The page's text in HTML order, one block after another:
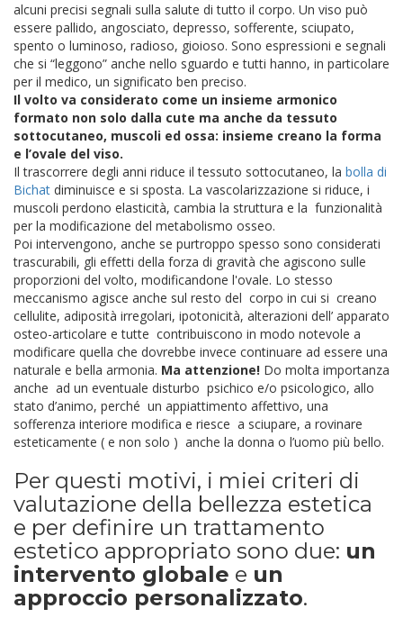
alcuni precisi segnali sulla salute di tutto il corpo. Un viso può
essere pallido, angosciato, depresso, sofferente, sciupato,
spento o luminoso, radioso, gioioso. Sono espressioni e segnali
che si “leggono” anche nello sguardo e tutti hanno, in particolare
per il medico, un significato ben preciso.
Il volto va considerato come un insieme armonico
formato non solo dalla cute ma anche da tessuto
sottocutaneo, muscoli ed ossa: insieme creano la forma
e l’ovale del viso.
Il trascorrere degli anni riduce il tessuto sottocutaneo, la bolla di
Bichat diminuisce e si sposta. La vascolarizzazione si riduce, i
muscoli perdono elasticità, cambia la struttura e la funzionalità
per la modificazione del metabolismo osseo.
Poi intervengono, anche se purtroppo spesso sono considerati
trascurabili, gli effetti della forza di gravità che agiscono sulle
proporzioni del volto, modificandone l'ovale. Lo stesso
meccanismo agisce anche sul resto del corpo in cui si creano
cellulite, adiposità irregolari, ipotonicità, alterazioni dell’ apparato
osteo-articolare e tutte contribuiscono in modo notevole a
modificare quella che dovrebbe invece continuare ad essere una
naturale e bella armonia. Ma attenzione! Do molta importanza
anche ad un eventuale disturbo psichico e/o psicologico, allo
stato d’animo, perché un appiattimento affettivo, una
sofferenza interiore modifica e riesce a sciupare, a rovinare
esteticamente ( e non solo ) anche la donna o l’uomo più bello.
Per questi motivi, i miei criteri di
valutazione della bellezza estetica
e per definire un trattamento
estetico appropriato sono due: un
intervento globale e un
approccio personalizzato.